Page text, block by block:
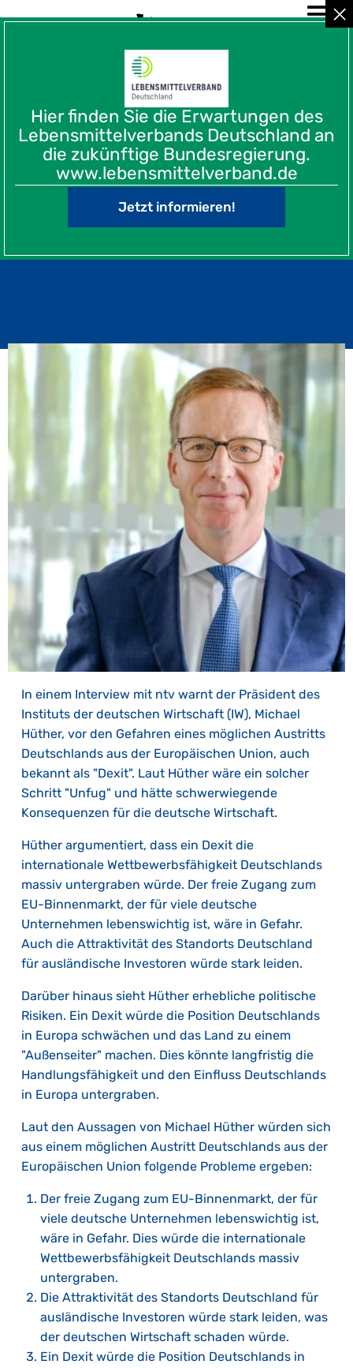
Wissenswertes
IW-Chef Hüther warnt vor
den Folgen eines "Dexit"
In einem Interview mit ntv warnt der Präsident des
Instituts der deutschen Wirtschaft (IW), Michael
Hüther, vor den Gefahren eines möglichen Austritts
Deutschlands aus der Europäischen Union, auch
bekannt als "Dexit". Laut Hüther wäre ein solcher
Schritt "Unfug" und hätte schwerwiegende
Konsequenzen für die deutsche Wirtschaft.
Hüther argumentiert, dass ein Dexit die
internationale Wettbewerbsfähigkeit Deutschlands
massiv untergraben würde. Der freie Zugang zum
EU-Binnenmarkt, der für viele deutsche
Unternehmen lebenswichtig ist, wäre in Gefahr.
Auch die Attraktivität des Standorts Deutschland
für ausländische Investoren würde stark leiden.
Darüber hinaus sieht Hüther erhebliche politische
Risiken. Ein Dexit würde die Position Deutschlands
in Europa schwächen und das Land zu einem
"Außenseiter" machen. Dies könnte langfristig die
Handlungsfähigkeit und den Einfluss Deutschlands
in Europa untergraben.
Laut den Aussagen von Michael Hüther würden sich
aus einem möglichen Austritt Deutschlands aus der
Europäischen Union folgende Probleme ergeben:
Der freie Zugang zum EU-Binnenmarkt, der für
viele deutsche Unternehmen lebenswichtig ist,
wäre in Gefahr. Dies würde die internationale
Wettbewerbsfähigkeit Deutschlands massiv
untergraben.
Die Attraktivität des Standorts Deutschland für
ausländische Investoren würde stark leiden, was
der deutschen Wirtschaft schaden würde.
Ein Dexit würde die Position Deutschlands in
Hier finden Sie die Erwartungen des
Lebensmittelverbands Deutschland an
die zukünftige Bundesregierung.
www.lebensmittelverband.de
Jetzt informieren!